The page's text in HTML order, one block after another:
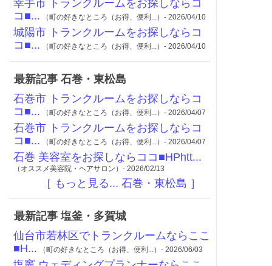
幸手市 トランクルームをお探しならコ
コ■... （町の好きなところ（お得、便利...）- 2026/04/10
城陽市 トランクルームをお探しならコ
コ■... （町の好きなところ（お得、便利...）- 2026/04/10
最新記事 石巻・東松島
石巻市 トランクルームをお探しならコ
コ■... （町の好きなところ（お得、便利...）- 2026/04/07
石巻市 トランクルームをお探しならコ
コ■... （町の好きなところ（お得、便利...）- 2026/04/07
石巻 美容室をお探しならココ■HPhtt...
（オススメ美容院・ヘアサロン）- 2026/02/13
［ もっと見る... 石巻・東松島 ］
最新記事 塩釜・多賀城
仙台市若林区でトランクルームならここ
■H... （町の好きなところ（お得、便利...）- 2026/06/03